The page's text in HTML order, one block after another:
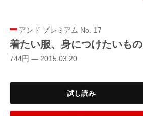
アンド プレミアム No. 17
着たい服、身につけたいもの
744円 — 2015.03.20
試し読み